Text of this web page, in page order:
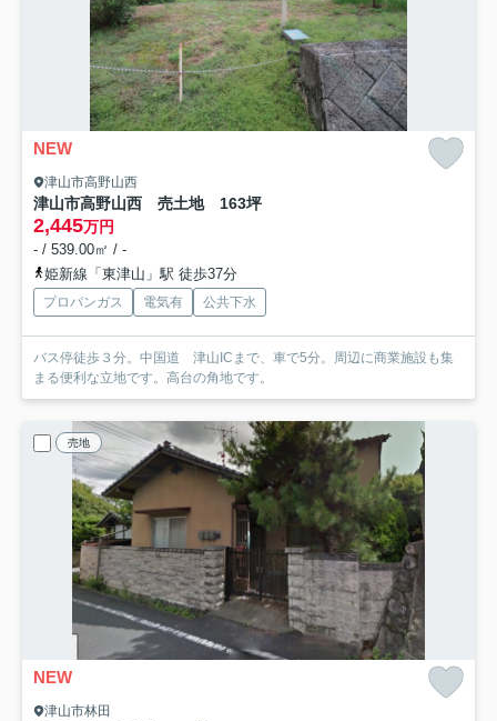
NEW
津山市高野山西
津山市高野山西 売土地 163坪
2,445万円
- / 539.00㎡ / -
姫新線「東津山」駅 徒歩37分
プロパンガス 電気有 公共下水
バス停徒歩３分。中国道 津山ICまで、車で5分。周辺に商業施設も集
まる便利な立地です。高台の角地です。
売地
NEW
津山市林田